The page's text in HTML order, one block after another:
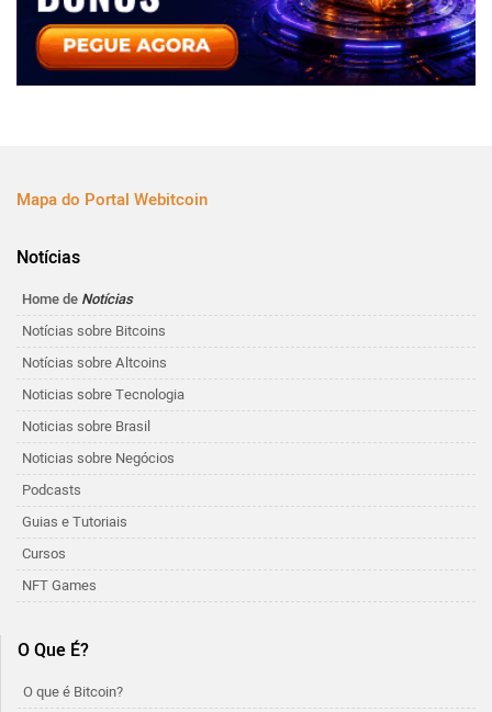
Mapa do Portal Webitcoin
Notícias
Home de Notícias
Notícias sobre Bitcoins
Notícias sobre Altcoins
Noticias sobre Tecnologia
Noticias sobre Brasil
Noticias sobre Negócios
Podcasts
Guias e Tutoriais
Cursos
NFT Games
O Que É?
O que é Bitcoin?